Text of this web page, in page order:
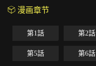
漫画章节
第1話 第2話
第5話 第6話